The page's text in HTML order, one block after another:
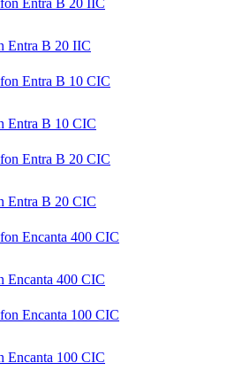
Entra B 20 IIC
Entra B 10 CIC
Entra B 20 CIC
Encanta 400 CIC
Encanta 100 CIC